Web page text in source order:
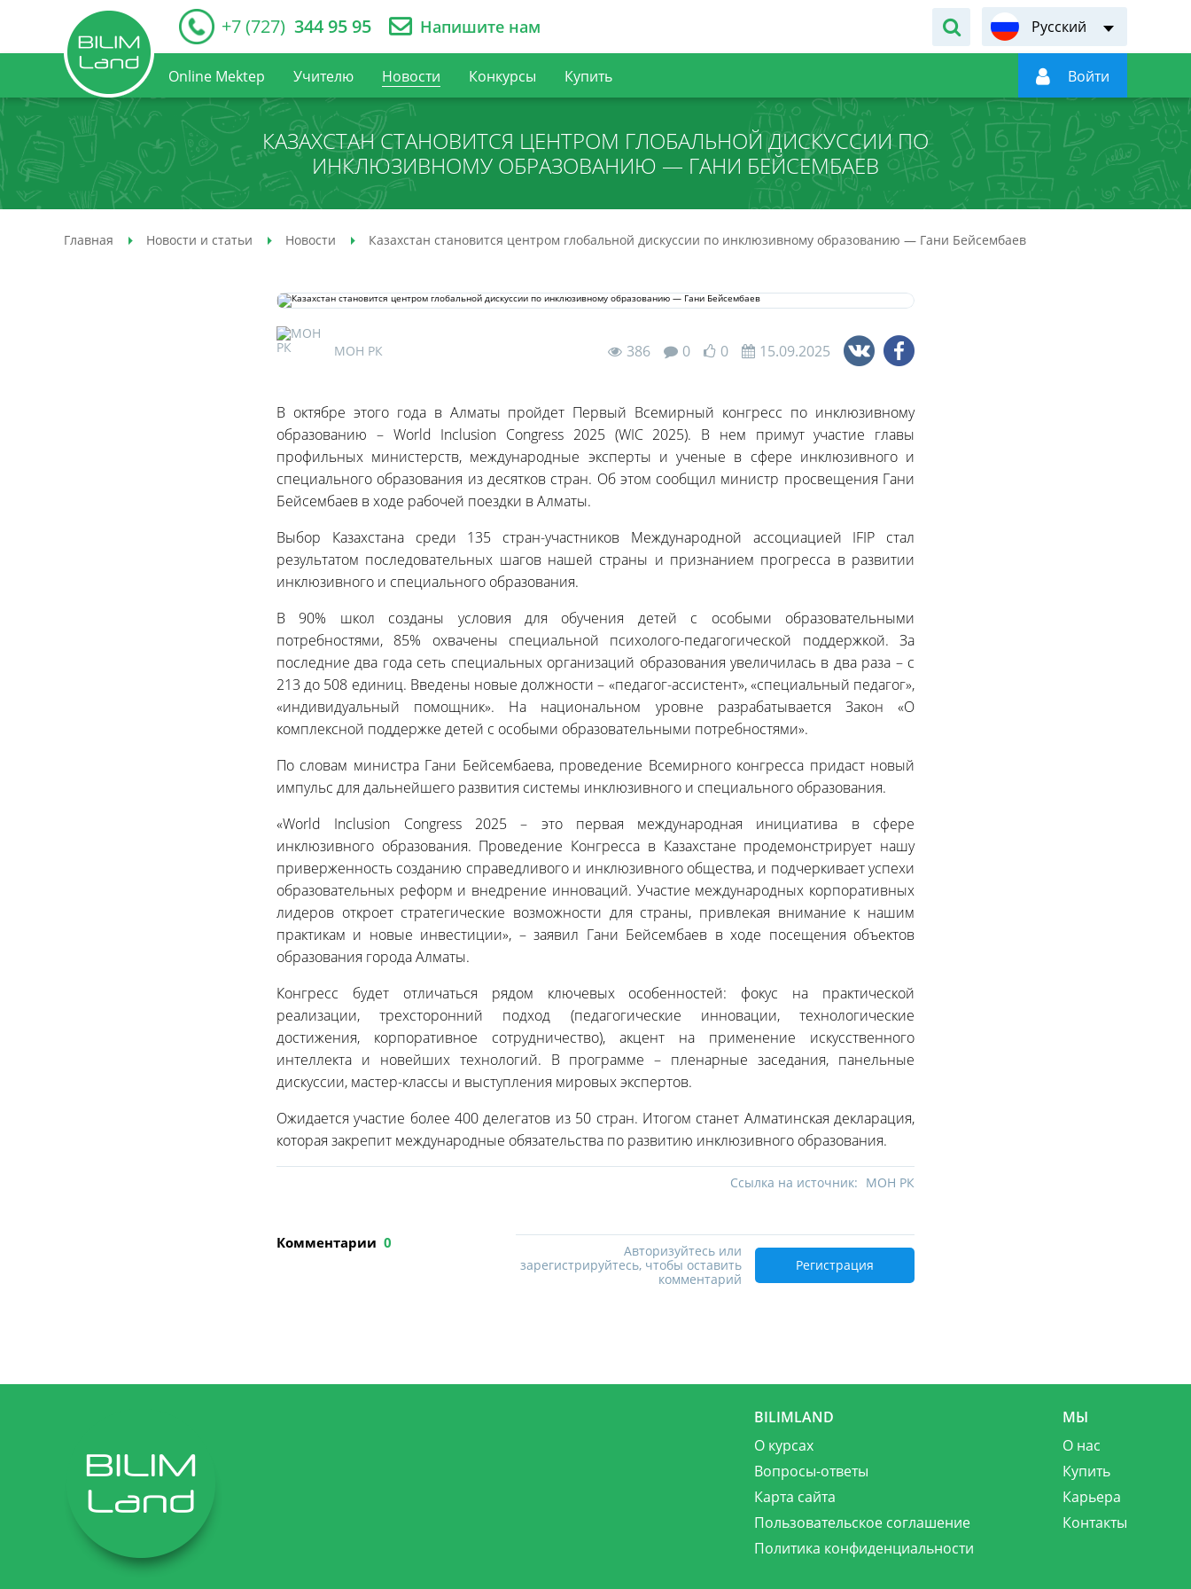
+7 (727) 344 95 95 Напишите нам Русский
Online Mektep Учителю Новости Конкурсы Купить  Войти
КАЗАХСТАН СТАНОВИТСЯ ЦЕНТРОМ ГЛОБАЛЬНОЙ ДИСКУССИИ ПО
ИНКЛЮЗИВНОМУ ОБРАЗОВАНИЮ — ГАНИ БЕЙСЕМБАЕВ
Главная Новости и статьи Новости Казахстан становится центром глобальной дискуссии по инклюзивному образованию — Гани Бейсембаев
МОН РК 386 0 0 15.09.2025
В октябре этого года в Алматы пройдет Первый Всемирный конгресс по инклюзивному
образованию – World Inclusion Congress 2025 (WIC 2025). В нем примут участие главы
профильных министерств, международные эксперты и ученые в сфере инклюзивного и
специального образования из десятков стран. Об этом сообщил министр просвещения Гани
Бейсембаев в ходе рабочей поездки в Алматы.
Выбор Казахстана среди 135 стран-участников Международной ассоциацией IFIP стал
результатом последовательных шагов нашей страны и признанием прогресса в развитии
инклюзивного и специального образования.
В 90% школ созданы условия для обучения детей с особыми образовательными
потребностями, 85% охвачены специальной психолого-педагогической поддержкой. За
последние два года сеть специальных организаций образования увеличилась в два раза – с
213 до 508 единиц. Введены новые должности – «педагог-ассистент», «специальный педагог»,
«индивидуальный помощник». На национальном уровне разрабатывается Закон «О
комплексной поддержке детей с особыми образовательными потребностями».
По словам министра Гани Бейсембаева, проведение Всемирного конгресса придаст новый
импульс для дальнейшего развития системы инклюзивного и специального образования.
«World Inclusion Congress 2025 – это первая международная инициатива в сфере
инклюзивного образования. Проведение Конгресса в Казахстане продемонстрирует нашу
приверженность созданию справедливого и инклюзивного общества, и подчеркивает успехи
образовательных реформ и внедрение инноваций. Участие международных корпоративных
лидеров откроет стратегические возможности для страны, привлекая внимание к нашим
практикам и новые инвестиции», – заявил Гани Бейсембаев в ходе посещения объектов
образования города Алматы.
Конгресс будет отличаться рядом ключевых особенностей: фокус на практической
реализации, трехсторонний подход (педагогические инновации, технологические
достижения, корпоративное сотрудничество), акцент на применение искусственного
интеллекта и новейших технологий. В программе – пленарные заседания, панельные
дискуссии, мастер-классы и выступления мировых экспертов.
Ожидается участие более 400 делегатов из 50 стран. Итогом станет Алматинская декларация,
которая закрепит международные обязательства по развитию инклюзивного образования.
Ссылка на источник: МОН РК
Комментарии 0
Авторизуйтесь или
зарегистрируйтесь, чтобы оставить
комментарий
Регистрация
BILIMLAND
О курсах
Вопросы-ответы
Карта сайта
Пользовательское соглашение
Политика конфиденциальности
МЫ
О нас
Купить
Карьера
Контакты